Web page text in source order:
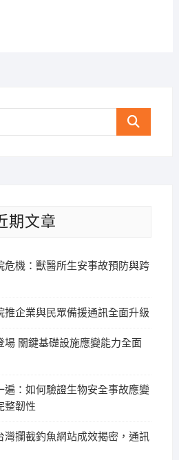
Search
期文章
危機：獸醫所生安事故預防與跨
推企業與民眾備援通訊全面升級
場 關鍵基礎設施應變能力全面
遍：如何驗證生物安全事故應變
整韌性
灣攔截釣魚網站成效揭密，通訊